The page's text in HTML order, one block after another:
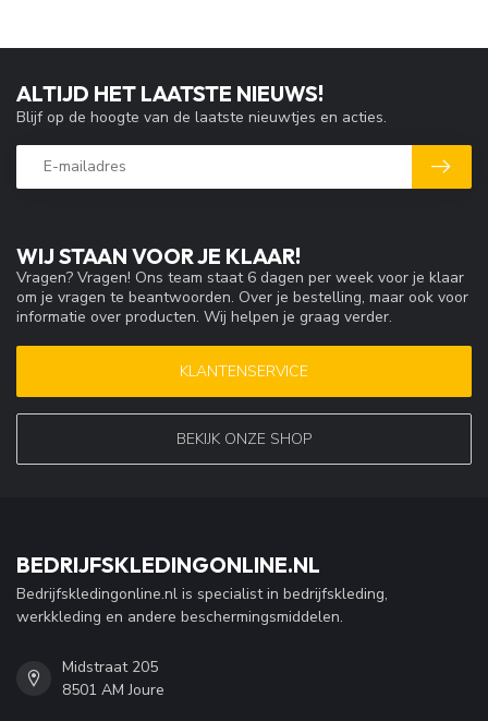
WIJ STAAN VOOR JE KLAAR!
Vragen? Vragen! Ons team staat 6 dagen per week voor je klaar
om je vragen te beantwoorden. Over je bestelling, maar ook voor
informatie over producten. Wij helpen je graag verder.
KLANTENSERVICE
BEKIJK ONZE SHOP
ALTIJD HET LAATSTE NIEUWS!
Blijf op de hoogte van de laatste nieuwtjes en acties.
BEDRIJFSKLEDINGONLINE.NL
Bedrijfskledingonline.nl is specialist in bedrijfskleding,
werkkleding en andere beschermingsmiddelen.
Midstraat 205
8501 AM Joure